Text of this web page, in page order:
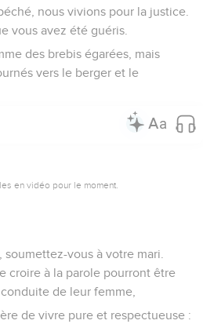
nous vivions pour la justice.
vous avez été guéris.
des brebis égarées, mais
vers le berger et le
en vidéo pour le moment.
vous à votre mari.
croire à la parole pourront être
de leur femme,
de vivre pure et respectueuse :